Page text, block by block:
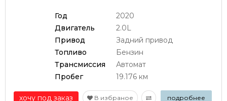
Год
2020
Двигатель
2.0L
Привод
Задний привод
Топливо
Бензин
Трансмиссия
Автомат
Пробег
19.176 км
хочу под заказ В избраное подробнее